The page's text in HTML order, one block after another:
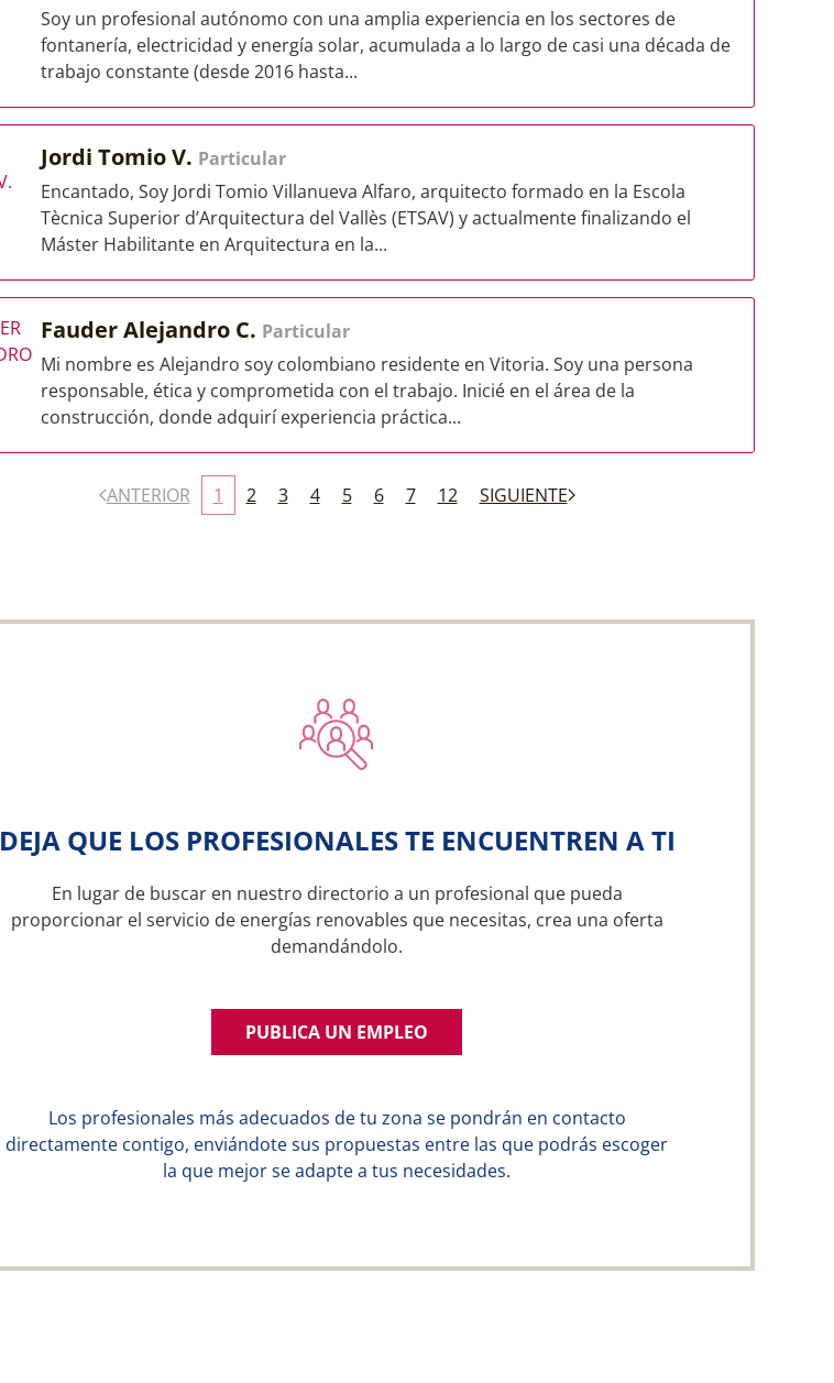
Soy un profesional autónomo con una amplia experiencia en los sectores de
fontanería, electricidad y energía solar, acumulada a lo largo de casi una década de
trabajo constante (desde 2016 hasta...
Jordi Tomio V. Particular
Encantado, Soy Jordi Tomio Villanueva Alfaro, arquitecto formado en la Escola
Tècnica Superior d’Arquitectura del Vallès (ETSAV) y actualmente finalizando el
Máster Habilitante en Arquitectura en la...
Fauder Alejandro C. Particular
Mi nombre es Alejandro soy colombiano residente en Vitoria. Soy una persona
responsable, ética y comprometida con el trabajo. Inicié en el área de la
construcción, donde adquirí experiencia práctica...
ANTERIOR 1 2 3 4 5 6 7 12 SIGUIENTE
DEJA QUE LOS PROFESIONALES TE ENCUENTREN A TI
En lugar de buscar en nuestro directorio a un profesional que pueda
proporcionar el servicio de energías renovables que necesitas, crea una oferta
demandándolo.
PUBLICA UN EMPLEO
Los profesionales más adecuados de tu zona se pondrán en contacto
directamente contigo, enviándote sus propuestas entre las que podrás escoger
la que mejor se adapte a tus necesidades.